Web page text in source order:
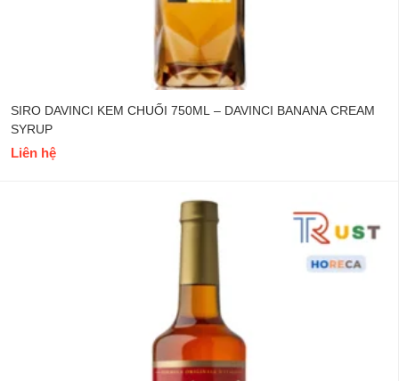
SIRO DAVINCI KEM CHUỐI 750ML – DAVINCI BANANA CREAM
SYRUP
Liên hệ